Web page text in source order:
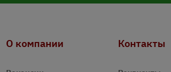
О компании Контакты